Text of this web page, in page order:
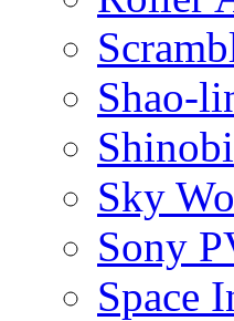
Shao-
Shinobi
Sky
Sony
Space